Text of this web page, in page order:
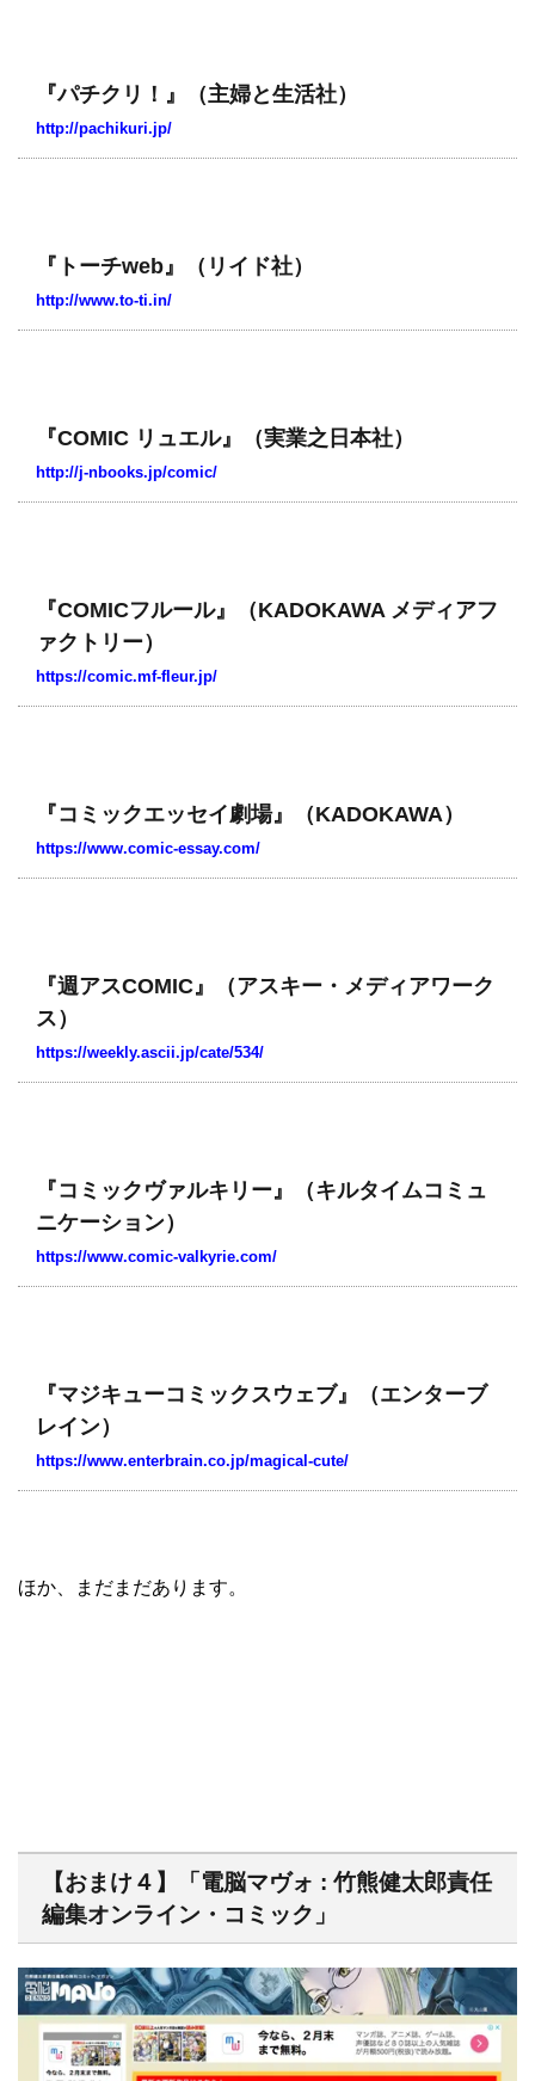
『パチクリ！』（主婦と生活社）
http://pachikuri.jp/
『トーチweb』（リイド社）
http://www.to-ti.in/
『COMIC リュエル』（実業之日本社）
http://j-nbooks.jp/comic/
『COMICフルール』（KADOKAWA メディアフ
ァクトリー）
https://comic.mf-fleur.jp/
『コミックエッセイ劇場』（KADOKAWA）
https://www.comic-essay.com/
『週アスCOMIC』（アスキー・メディアワーク
ス）
https://weekly.ascii.jp/cate/534/
『コミックヴァルキリー』（キルタイムコミュ
ニケーション）
https://www.comic-valkyrie.com/
『マジキューコミックスウェブ』（エンターブ
レイン）
https://www.enterbrain.co.jp/magical-cute/
ほか、まだまだあります。
【おまけ４】「電脳マヴォ : 竹熊健太郎責任
編集オンライン・コミック」